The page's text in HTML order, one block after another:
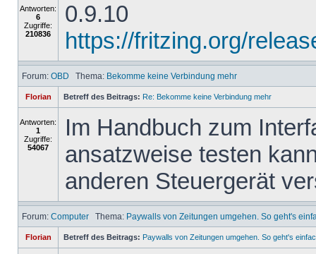
Antworten:
6
Zugriffe:
210836
0.9.10
https://fritzing.org/
Forum: OBD Thema: Bekomme keine Verbindung mehr
Florian Betreff des Beitrags: Re: Bekomme keine Verbindung mehr
Antworten:
1
Zugriffe:
54067
Im Handbuch zum
ansatzweise testen
anderen Steuergerät
Forum: Computer Thema: Paywalls von Zeitungen umgehen. So geht's
Florian Betreff des Beitrags: Paywalls von Zeitungen umgehen. So geht's